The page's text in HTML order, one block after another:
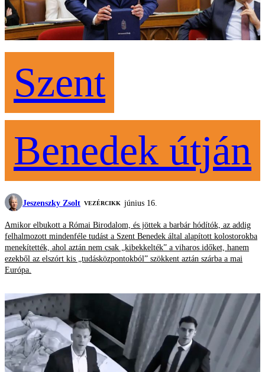
Szent
Benedek útján
Jeszenszky Zsolt VEZÉRCIKK június 16.
Amikor elbukott a Római Birodalom, és jöttek a barbár hódítók, az addig
felhalmozott mindenféle tudást a Szent Benedek által alapított kolostorokba
menekítették, ahol aztán nem csak „kibekkelték” a viharos időket, hanem
ezekből az elszórt kis „tudásközpontokból” szökkent aztán szárba a mai
Európa.